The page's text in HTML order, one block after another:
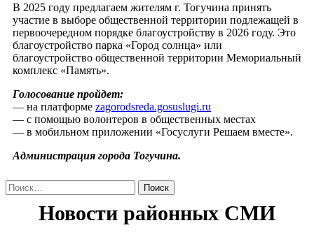
В 2025 году предлагаем жителям г. Тогучина принять
участие в выборе общественной территории подлежащей в
первоочередном порядке благоустройству в 2026 году. Это
благоустройство парка «Город солнца» или
благоустройство общественной территории Мемориальный
комплекс «Память».
Голосование пройдет:
— на платформе zagorodsreda.gosuslugi.ru
— с помощью волонтеров в общественных местах
— в мобильном приложении «Госуслуги Решаем вместе».
Администрация города Тогучина.
Найти: